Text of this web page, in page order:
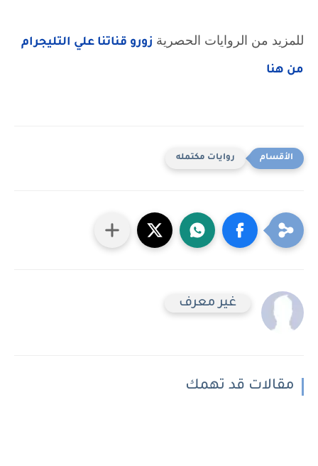
للمزيد من الروايات الحصرية
من هنا
روايات مكتمله
غير معرف
مقالات قد تهمك